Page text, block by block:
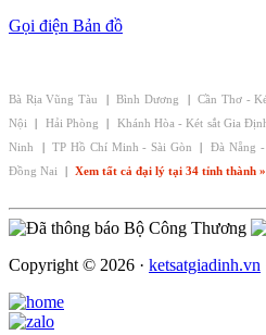
Gọi điện Bản đồ
Bà Rịa Vũng Tàu | Bình Dương | Cần Thơ -
Nội
| Hải Phòng | Khánh Hòa - Két sắt Gia
Ninh
| TP Hồ Chí Minh - Sài Gòn | Đà Nẵng
Đồng Nai
| Xem tất cả đại lý tại 34 tỉnh thành »
Copyright © 2026 · ketsatgiadinh.vn